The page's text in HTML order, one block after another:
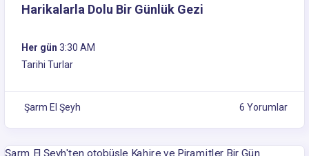
Harikalarla Dolu Bir Günlük Gezi
Her gün 3:30 AM
Tarihi Turlar
Şarm El Şeyh 6 Yorumlar